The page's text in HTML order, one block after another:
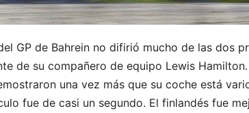
GP de Bahrein no difirió mucho de las dos
de su compañero de equipo Lewis Hamilton.
una vez más que su coche está
fue de casi un segundo. El finlandés fue